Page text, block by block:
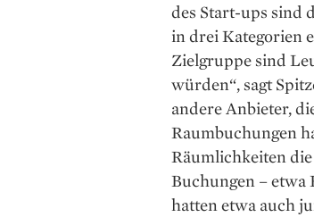
des Start-ups sind
in drei Kategorien
Zielgruppe sind
würden“, sagt
andere Anbieter,
Raumbuchungen
Räumlichkeiten
Buchungen –
hatten etwa auch